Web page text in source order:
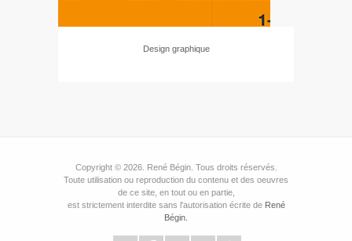
Design graphique
Copyright © 2026. René Bégin. Tous droits réservés.
Toute utilisation ou reproduction du contenu et des oeuvres
de ce site, en tout ou en partie,
est strictement interdite sans l'autorisation écrite de René
Bégin.